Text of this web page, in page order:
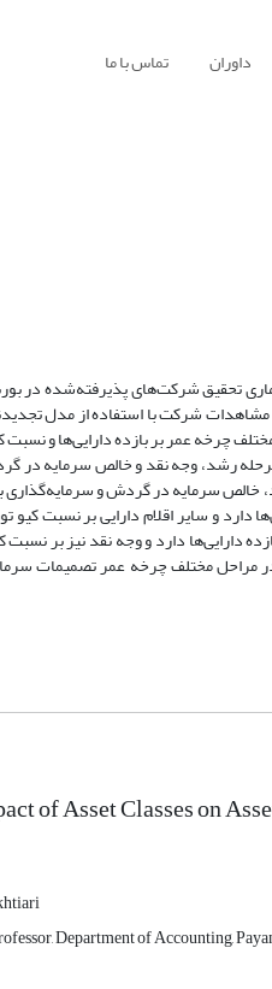
داوران تماس با ما
تحقیق شرکتهای پذیرفتهشده در
شرکت با استفاده از مدل
چرخه عمر بر بازده داراییها و نسبت
مرحله رشد، وجه نقد و خالص سرمایه در
خالص سرمایه در گردش و سرمایه
ها دارد و سایر اقلام دارایی بر نسبت کیو
داراییها دارد و وجهنقد نیز بر نسبت
مراحل مختلف چرخه عمر تصمیمات
of Asset Classes on
Department of Accounting,